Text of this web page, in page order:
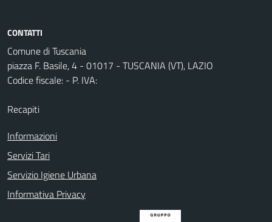
CONTATTI
Comune di Tuscania
piazza F. Basile, 4 - 01017 - TUSCANIA (VT), LAZIO
Codice fiscale: - P. IVA:
Recapiti
Informazioni
Servizi Tari
Servizio Igiene Urbana
Informativa Privacy